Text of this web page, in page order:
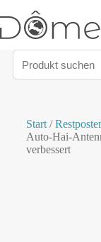
Start/
Auto-Hai-
verbessert